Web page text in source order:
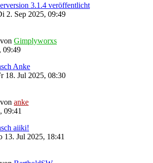
3.1.4 veröffentlicht
2. Sep 2025, 09:49
von Gimplyworxs
09:49
Anke
18. Jul 2025, 08:30
von anke
09:41
aiiki!
13. Jul 2025, 18:41